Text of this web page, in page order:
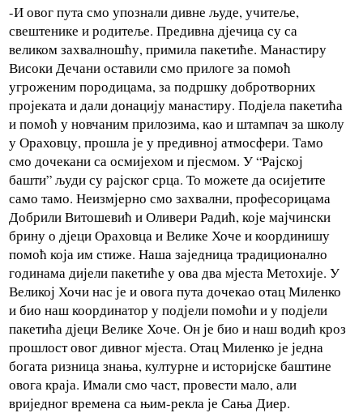
-И овог пута смо упознали дивне људе, учитеље,
свештенике и родитеље. Предивна дјечица су са
великом захвалношћу, примила пакетиће. Манастиру
Високи Дечани оставили смо прилоге за помоћ
угроженим породицама, за подршку добротворних
пројеката и дали донацију манастиру. Подјела пакетића
и помоћ у новчаним прилозима, као и штампач за школу
у Ораховцу, прошла је у предивној атмосфери. Тамо
смо дочекани са осмијехом и пјесмом. У “Рајској
башти” људи су рајског срца. То можете да осијетите
само тамо. Неизмјерно смо захвални, професорицама
Добрили Витошевић и Оливери Радић, које мајчински
брину о дјеци Ораховца и Велике Хоче и координишу
помоћ која им стиже. Наша заједница традиционално
годинама дијели пакетиће у ова два мјеста Метохије. У
Великој Хочи нас је и овога пута дочекао отац Миленко
и био наш координатор у подјели помоћи и у подјели
пакетића дјеци Велике Хоче. Он је био и наш водић кроз
прошлост овог дивног мјеста. Отац Миленко је једна
богата ризница знања, културне и историјске баштине
овога краја. Имали смо част, провести мало, али
вриједног времена са њим-рекла је Сања Диер.